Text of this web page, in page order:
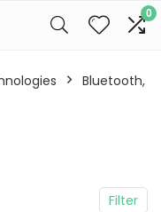
0
‎Bluetooth,
Filter